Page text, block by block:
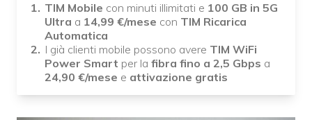
TIM Mobile con minuti illimitati e 100 GB in 5G
Ultra a 14,99 €/mese con TIM Ricarica
Automatica
I già clienti mobile possono avere TIM WiFi
Power Smart per la fibra fino a 2,5 Gbps a
24,90 €/mese e attivazione gratis